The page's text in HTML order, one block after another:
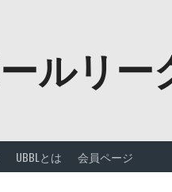
ルリー
UBBLとは 会員ページ